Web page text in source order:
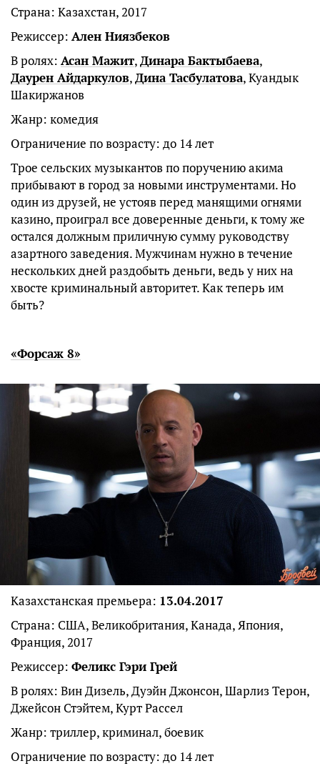
Страна: Казахстан, 2017
Режиссер: Ален Ниязбеков
В ролях: Асан Мажит,Динара Бактыбаева,
Даурен Айдаркулов,Дина Тасбулатова, Куандык
Шакиржанов
Жанр: комедия
Ограничение по возрасту: до 14 лет
Трое сельских музыкантов по поручению акима
прибывают в город за новыми инструментами. Но
один из друзей, не устояв перед манящими огнями
казино, проиграл все доверенные деньги, к тому же
остался должным приличную сумму руководству
азартного заведения. Мужчинам нужно в течение
нескольких дней раздобыть деньги, ведь у них на
хвосте криминальный авторитет. Как теперь им
быть?
«Форсаж 8»
Казахстанская премьера: 13.04.2017
Страна: США, Великобритания, Канада, Япония,
Франция, 2017
Режиссер: Феликс Гэри Грей
В ролях: Вин Дизель, Дуэйн Джонсон, Шарлиз Терон,
Джейсон Стэйтем, Курт Рассел
Жанр: триллер, криминал, боевик
Ограничение по возрасту: до 14 лет